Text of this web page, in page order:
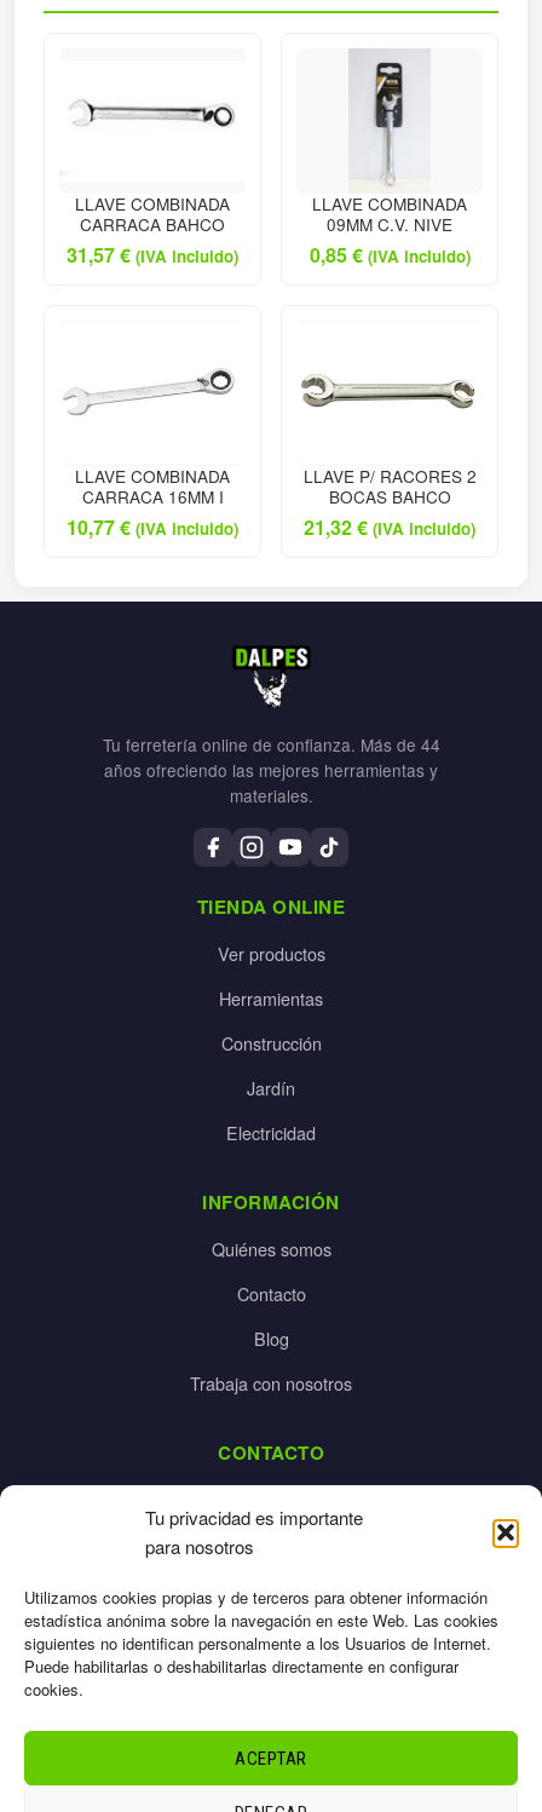
Tu privacidad es importante
para nosotros
Utilizamos cookies propias y de terceros para obtener información
estadística anónima sobre la navegación en este Web. Las cookies
siguientes no identifican personalmente a los Usuarios de Internet.
Puede habilitarlas o deshabilitarlas directamente en configurar
cookies.
ACEPTAR
LLAVE COMBINADA
CARRACA BAHCO
31,57€ (IVA incluido)
LLAVE COMBINADA
09MM C.V. NIVE
0,85€ (IVA incluido)
LLAVE COMBINADA
CARRACA 16MM I
10,77€ (IVA incluido)
LLAVE P/ RACORES 2
BOCAS BAHCO
21,32€ (IVA incluido)
Tu ferretería online de confianza. Más de 44
años ofreciendo las mejores herramientas y
materiales.
TIENDA ONLINE
Ver productos
Herramientas
Construcción
Jardín
Electricidad
INFORMACIÓN
Quiénes somos
Contacto
Blog
Trabaja con nosotros
CONTACTO
925 532 213
Cookies
Términos